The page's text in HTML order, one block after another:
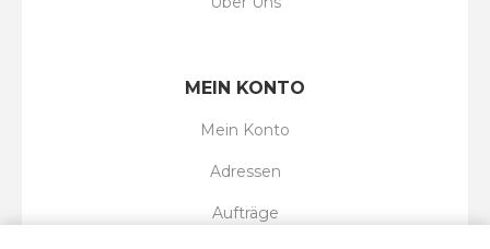
MEIN KONTO
Mein Konto
Adressen
Aufträge